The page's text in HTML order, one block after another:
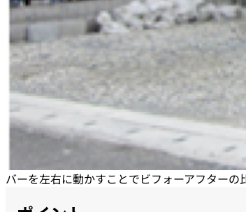
バーを左右に動かすことでビフォーアフターの